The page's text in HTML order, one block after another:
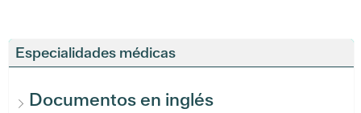
Especialidades médicas
Documentos en inglés